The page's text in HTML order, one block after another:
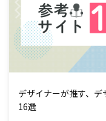
デザイナーが推す、
16選